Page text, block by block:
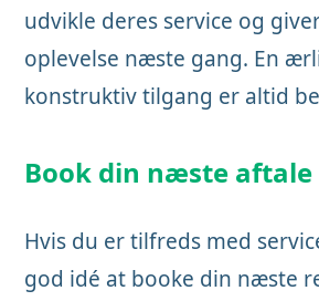
udvikle deres service og
oplevelse næste gang. En
konstruktiv tilgang er altid
Book din næste aftale
Hvis du er tilfreds med
god idé at booke din næste